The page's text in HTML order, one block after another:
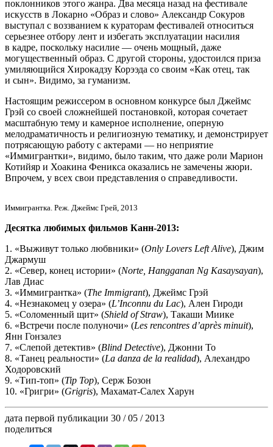
поклонников этого жанра. Два месяца назад на фестивале
искусств в Локарно «Образ и слово» Александр Сокуров
выступал с воззванием к кураторам фестивалей относиться
серьезнее отбору лент и избегать эксплуатации насилия
в кадре, поскольку насилие — очень мощный, даже
могущественный образ. С другой стороны, удостоился приза
умиляющийся Хирокадзу Корээда со своим «Как отец, так
и сын». Видимо, за гуманизм.
Настоящим режиссером в основном конкурсе был Джеймс
Грэй со своей сложнейшей постановкой, которая сочетает
масштабную тему и камерное исполнение, оперную
мелодраматичность и религиозную тематику, и демонстрирует
потрясающую работу с актерами — но неприятие
«Иммигрантки», видимо, было таким, что даже роли Марион
Котийяр и Хоакина Феникса оказались не замечены жюри.
Впрочем, у всех свои представления о справедливости.
Иммигрантка. Реж. Джеймс Грей, 2013
Десятка любимых фильмов Канн-2013:
1. «Выживут только любвники» (Only Lovers Left Alive), Джим
Джармуш
2. «Север, конец истории» (Norte, Hangganan Ng Kasaysayan),
Лав Диас
3. «Иммигрантка» (The Immigrant), Джеймс Грэй
4. «Незнакомец у озера» (L’Inconnu du Lac), Ален Гироди
5. «Соломенный щит» (Shield of Straw), Такаши Миике
6. «Встречи после полуночи» (Les rencontres d’après minuit),
Янн Гонзалез
7. «Слепой детектив» (Blind Detective), Джонни То
8. «Танец реальности» (La danza de la realidad), Алехандро
Ходоровский
9. «Тип-топ» (Tip Top), Серж Бозон
10. «Григри» (Grigris), Махамат-Салех Харун
дата первой публикации 30 / 05 / 2013
поделиться